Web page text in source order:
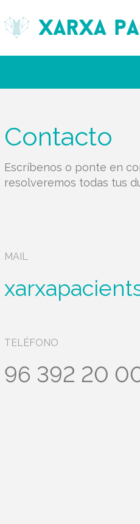
Contacto
Escríbenos o ponte en
resolveremos todas tus
MAIL
TELÉFONO
96 392 20